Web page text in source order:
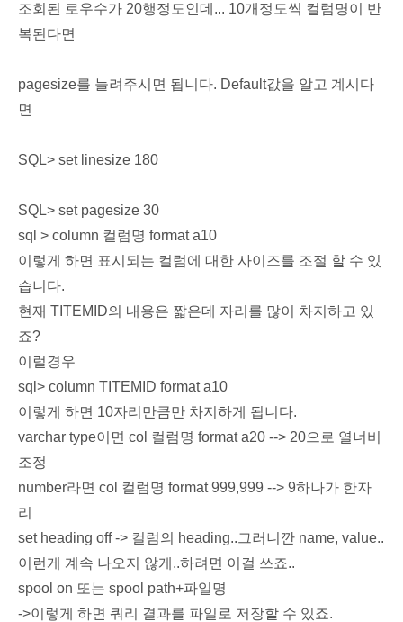
조회된 로우수가 20행정도인데... 10개정도씩 컬럼명이 반
복된다면
pagesize를 늘려주시면 됩니다. Default값을 알고 계시다
면
SQL> set linesize 180
SQL> set pagesize 30
sql > column 컬럼명 format a10
이렇게 하면 표시되는 컬럼에 대한 사이즈를 조절 할 수 있
습니다.
현재 TITEMID의 내용은 짧은데 자리를 많이 차지하고 있
죠?
이럴경우
sql> column TITEMID format a10
이렇게 하면 10자리만큼만 차지하게 됩니다.
varchar type이면 col 컬럼명 format a20 --> 20으로 열너비
조정
number라면 col 컬럼명 format 999,999 --> 9하나가 한자
리
set heading off -> 컬럼의 heading..그러니깐 name, value..
이런게 계속 나오지 않게..하려면 이걸 쓰죠..
spool on 또는 spool path+파일명
->이렇게 하면 쿼리 결과를 파일로 저장할 수 있죠.